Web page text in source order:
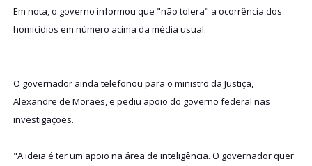
Em nota, o governo informou que "não tolera" a ocorrência dos
homicídios em número acima da média usual.
O governador ainda telefonou para o ministro da Justiça,
Alexandre de Moraes, e pediu apoio do governo federal nas
investigações.
"A ideia é ter um apoio na área de inteligência. O governador quer